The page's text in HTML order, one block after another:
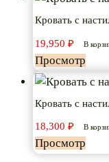
Кровать с
19,950 ₽ В
Просмотр
Кровать с
18,300 ₽ В
Просмотр